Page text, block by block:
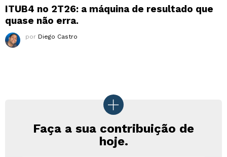
ITUB4 no 2T26: a máquina de resultado que
quase não erra.
por Diego Castro
Faça a sua contribuição de
hoje.